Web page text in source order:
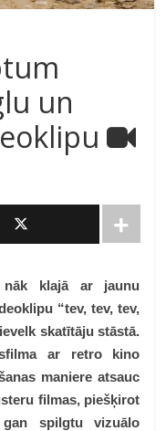
un
nāk klajā ar jaunu
“tev, tev, tev,
skatītāju stāstā.
ar retro kino
maniere atsauc
filmas, piešķirot
spilgtu vizuālo